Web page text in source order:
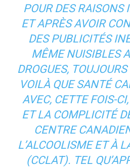
POUR DES RAISONS
ET APRÈS AVOIR
DES PUBLICITÉS
MÊME NUISIBLES
DROGUES,
VOILÀ QUE SANTÉ
AVEC, CETTE FOIS-
ET LA COMPLICITÉ
CENTRE
L’ALCOOLISME ET À
(CCLAT). TEL